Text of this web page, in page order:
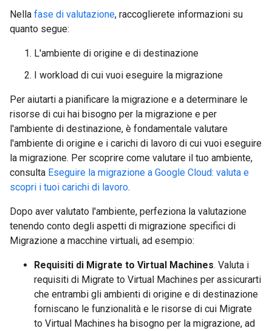
Nella fase di valutazione, raccoglierete informazioni su
quanto segue:
L'ambiente di origine e di destinazione
I workload di cui vuoi eseguire la migrazione
Per aiutarti a pianificare la migrazione e a determinare le
risorse di cui hai bisogno per la migrazione e per
l'ambiente di destinazione, è fondamentale valutare
l'ambiente di origine e i carichi di lavoro di cui vuoi eseguire
la migrazione. Per scoprire come valutare il tuo ambiente,
consulta Eseguire la migrazione a Google Cloud: valuta e
scopri i tuoi carichi di lavoro.
Dopo aver valutato l'ambiente, perfeziona la valutazione
tenendo conto degli aspetti di migrazione specifici di
Migrazione a macchine virtuali, ad esempio:
Requisiti di Migrate to Virtual Machines. Valuta i
requisiti di Migrate to Virtual Machines per assicurarti
che entrambi gli ambienti di origine e di destinazione
forniscano le funzionalità e le risorse di cui Migrate
to Virtual Machines ha bisogno per la migrazione, ad